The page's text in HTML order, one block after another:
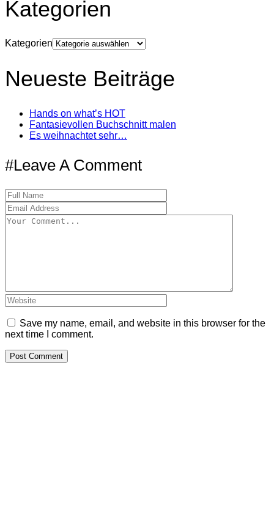
Kategorien
Kategorien
Neueste Beiträge
Hands on what’s HOT
Fantasievollen Buchschnitt malen
Es weihnachtet sehr…
#Leave A Comment
Save my name, email, and website in this browser for the
next time I comment.